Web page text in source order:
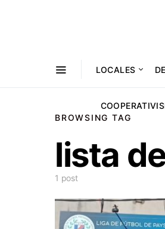
LOCALES
BROWSING TAG
lista
1 post